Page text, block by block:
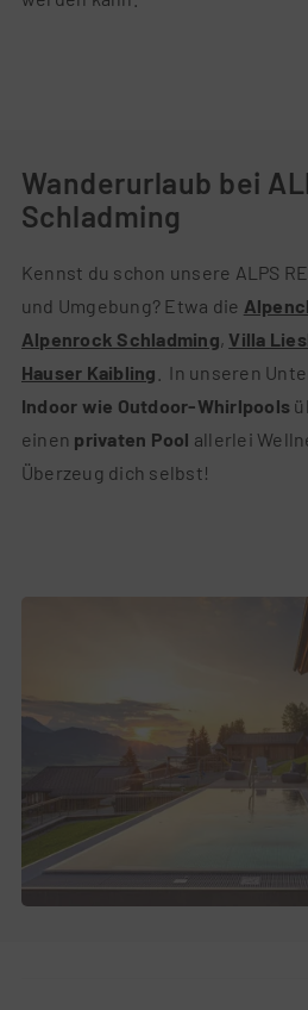
Wanderurlaub bei
Schladming
Kennst du schon unsere ALPS
und Umgebung? Etwa die
Alpenrock Schladming, Villa Lies
Hauser Kaibling . In unseren
Indoor wie Outdoor-Whirlpools
einen privaten Pool allerlei
Überzeug dich selbst!